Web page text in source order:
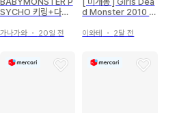
SYCHO 키링+다리
가나가와・ 20일 전
d Monster 2010 Li
이와테 ・ 2달 전